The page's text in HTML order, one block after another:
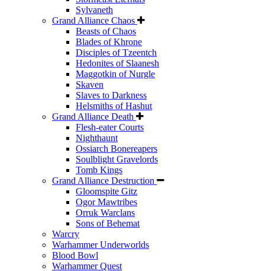
Sylvaneth
Grand Alliance Chaos
Beasts of Chaos
Blades of Khrone
Disciples of Tzeentch
Hedonites of Slaanesh
Maggotkin of Nurgle
Skaven
Slaves to Darkness
Helsmiths of Hashut
Grand Alliance Death
Flesh-eater Courts
Nighthaunt
Ossiarch Bonereapers
Soulblight Gravelords
Tomb Kings
Grand Alliance Destruction
Gloomspite Gitz
Ogor Mawtribes
Orruk Warclans
Sons of Behemat
Warcry
Warhammer Underworlds
Blood Bowl
Warhammer Quest